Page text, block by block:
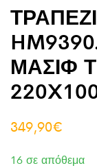
ΜΑΣΙΦ
349,90€
16 σε απόθεμα